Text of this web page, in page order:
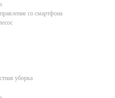
со смартфона
уборка